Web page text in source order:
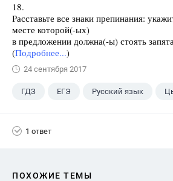
18.
Расставьте все знаки препинания:
месте которой(-ых)
в предложении должна(-ы) стоять
(Подробнее...)
24 сентября 2017
ГДЗ ЕГЭ Русский язык
1 ответ
ПОХОЖИЕ ТЕМЫ